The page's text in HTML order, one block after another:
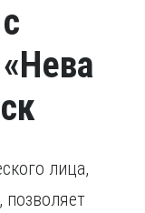
лица,
позволяет